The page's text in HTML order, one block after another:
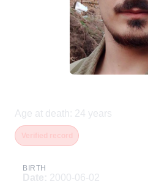
Age at death : 24 years
BIRTH
Date: 2000-06-02